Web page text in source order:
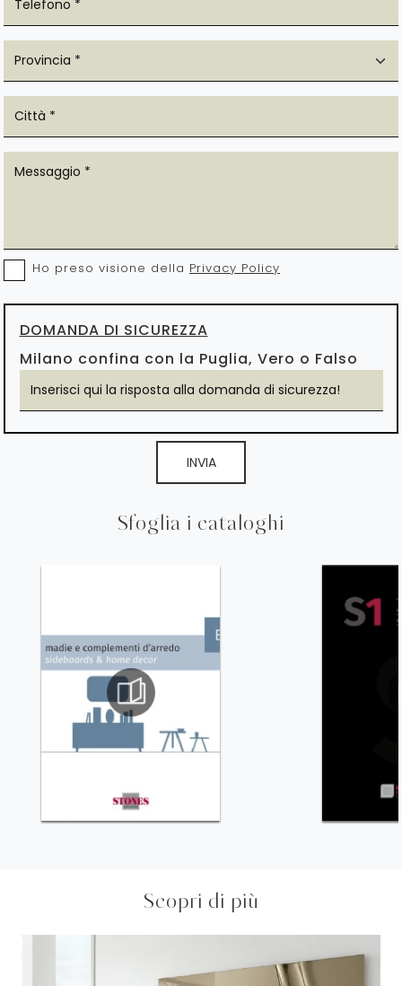
Sfoglia i cataloghi
Ho preso visione della Privacy Policy
DOMANDA DI SICUREZZA
Milano confina con la Puglia, Vero o Falso
INVIA
Scopri di più